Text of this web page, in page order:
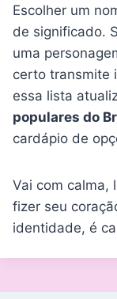
Escolher um
de significado.
uma
certo transmite
essa lista
populares do
cardápio de
Vai com calma,
fizer seu
identidade, é